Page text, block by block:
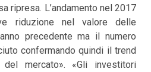
ripresa. L’andamento nel 2017
riduzione nel valore delle
precedente ma il numero
confermando quindi il trend
mercato». «Gli investitori